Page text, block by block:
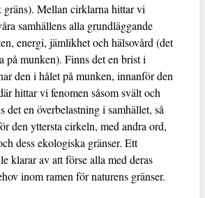
gräns). Mellan cirklarna hittar vi
samhällens alla grundläggande
energi, jämlikhet och hälsovård (det
på munken). Finns det en brist i
den i hålet på munken, innanför den
hittar vi fenomen såsom svält och
det en överbelastning i samhället, så
den yttersta cirkeln, med andra ord,
dess ekologiska gränser. Ett
klarar av att förse alla med deras
inom ramen för naturens gränser.